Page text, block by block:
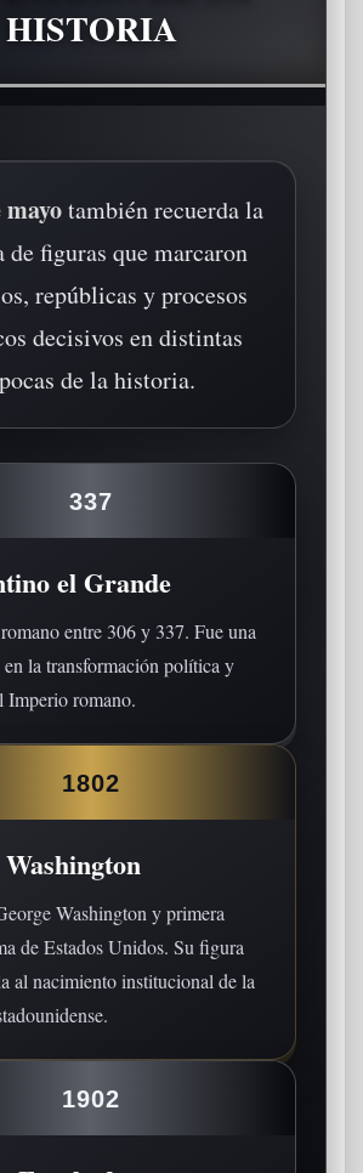
HISTORIA
mayotambién recuerda la
de figuras que marcaron
repúblicas y procesos
decisivos en distintas
de la historia.
337
el Grande
entre 306 y 337. Fue una
la transformación política y
Imperio romano.
1802
Washington y primera
de Estados Unidos. Su figura
al nacimiento institucional de la
1902